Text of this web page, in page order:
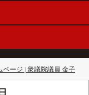
ージ | 衆議院議員 金子